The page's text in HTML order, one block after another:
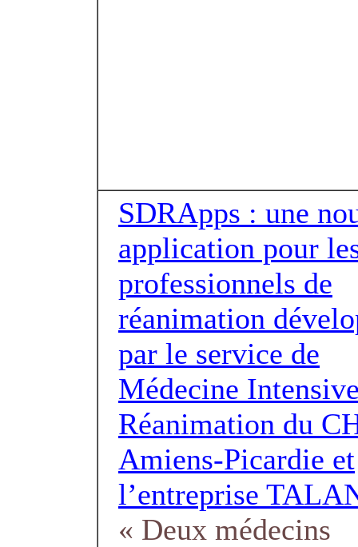
SDRApps : une
application pour
professionnels de
réanimation
par le service de
Médecine
Réanimation du
Amiens-Picardie et
l’entreprise
« Deux médecins